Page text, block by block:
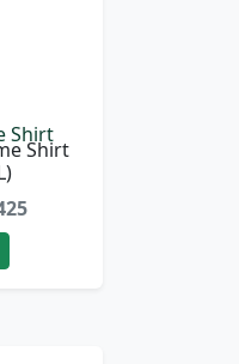
Shirt